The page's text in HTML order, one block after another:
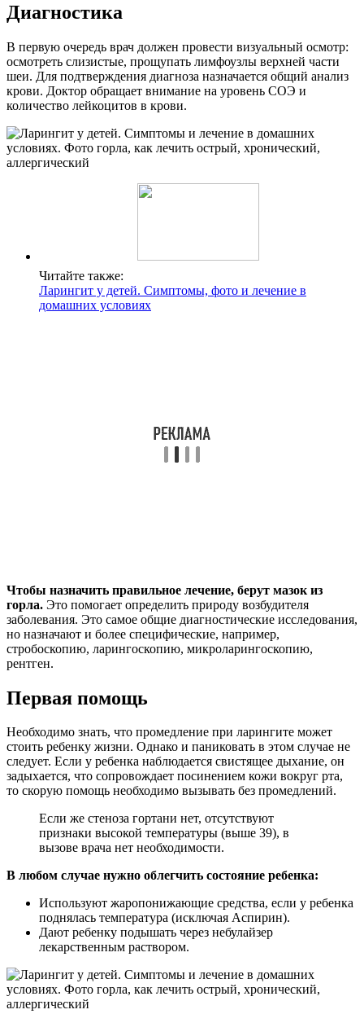
Диагностика
В первую очередь врач должен провести визуальный осмотр:
осмотреть слизистые, прощупать лимфоузлы верхней части
шеи. Для подтверждения диагноза назначается общий анализ
крови. Доктор обращает внимание на уровень СОЭ и
количество лейкоцитов в крови.
Читайте также:
Ларингит у детей. Симптомы, фото и лечение в
домашних условиях
Чтобы назначить правильное лечение, берут мазок из
горла. Это помогает определить природу возбудителя
заболевания. Это самое общие диагностические исследования,
но назначают и более специфические, например,
стробоскопию, ларингоскопию, микроларингоскопию,
рентген.
Первая помощь
Необходимо знать, что промедление при ларингите может
стоить ребенку жизни. Однако и паниковать в этом случае не
следует. Если у ребенка наблюдается свистящее дыхание, он
задыхается, что сопровождает посинением кожи вокруг рта,
то скорую помощь необходимо вызывать без промедлений.
Если же стеноза гортани нет, отсутствуют
признаки высокой температуры (выше 39), в
вызове врача нет необходимости.
В любом случае нужно облегчить состояние ребенка:
Используют жаропонижающие средства, если у ребенка
поднялась температура (исключая Аспирин).
Дают ребенку подышать через небулайзер
лекарственным раствором.